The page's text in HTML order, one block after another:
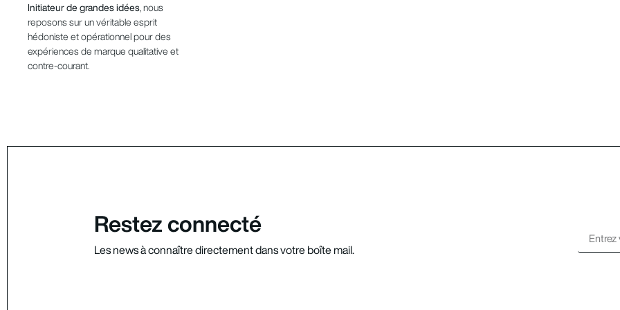
Initiateur de grandes idées , nous
reposons sur un véritable esprit
hédoniste et opérationnel pour des
expériences de marque qualitative et
contre-courant.
Restez connecté
Les news à connaître directement dans votre boîte mail.